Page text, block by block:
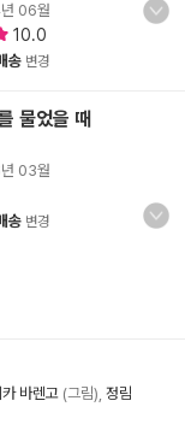
06월
10.0
송 변경
물었을 때
03월
송 변경
바렌고 (그림), 정림